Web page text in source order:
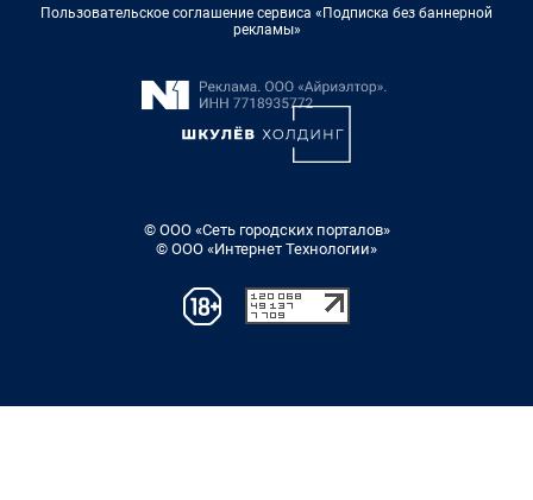
Пользовательское соглашение сервиса «Подписка без баннерной
рекламы»
© ООО «Сеть городских порталов»
© ООО «Интернет Технологии»